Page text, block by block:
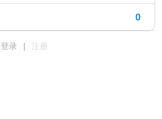
0
登录 注册